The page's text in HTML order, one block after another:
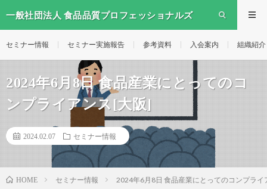
一般社団法人 食品品質プロフェッショナルズ
セミナー情報 セミナー実施報告 参考資料 入会案内 組織紹介
2024年6月8日 食品産業にとってのコ
ンプライアンス[大阪]
2024.02.07 セミナー情報
HOME セミナー情報 2024年6月8日 食品産業にとってのコンプライ